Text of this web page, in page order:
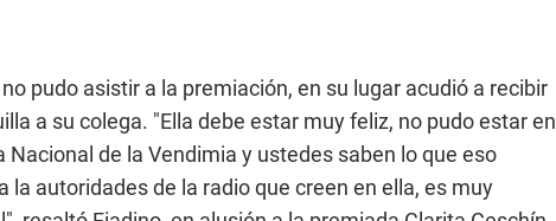
pudo asistir a la premiación, en su lugar acudió a recibir
a su colega. "Ella debe estar muy feliz, no pudo estar en
de la Vendimia y ustedes saben lo que eso
la autoridades de la radio que creen en ella, es muy